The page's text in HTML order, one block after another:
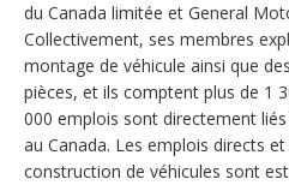
du Canada limitée et General
Collectivement, ses membres
montage de véhicule ainsi que
pièces, et ils comptent plus de 1
000 emplois sont directement liés
au Canada. Les emplois directs
construction de véhicules sont